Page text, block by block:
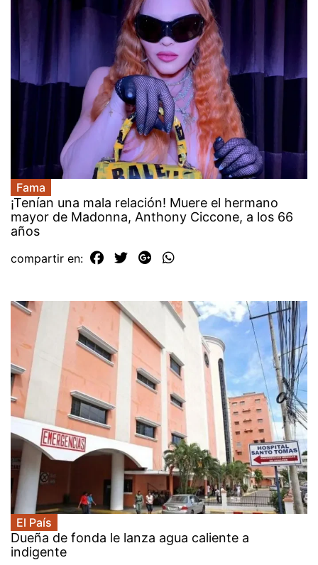
Fama
¡Tenían una mala relación! Muere el hermano
mayor de Madonna, Anthony Ciccone, a los 66
años
compartir en:
El País
Dueña de fonda le lanza agua caliente a
indigente